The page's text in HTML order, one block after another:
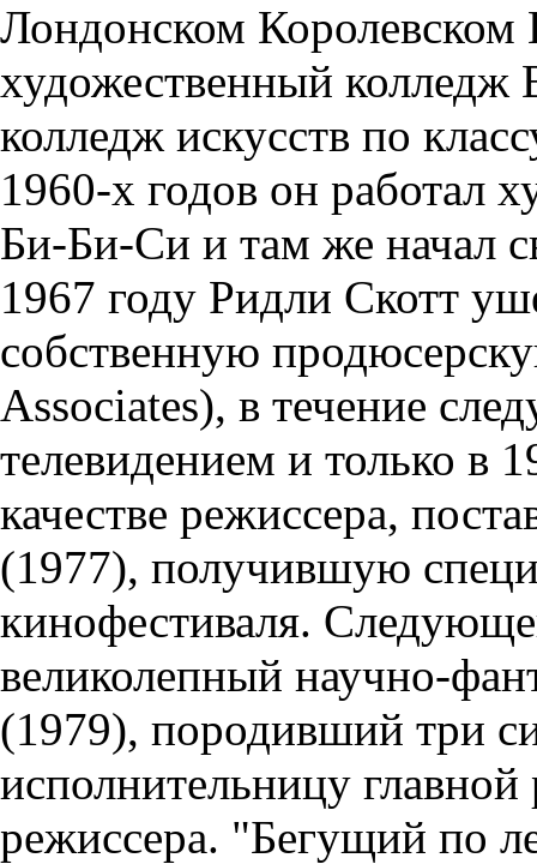
Лондонском Королевском
художественный колледж
колледж искусств по
1960-х годов он работал
Би-Би-Си и там же начал
1967 году Ридли Скотт
собственную
Associates), в течение
телевидением и только в
качестве режиссера,
(1977), получившую
кинофестиваля.
великолепный научно-
(1979), породивший три
исполнительницу
режиссера. "Бегущий по